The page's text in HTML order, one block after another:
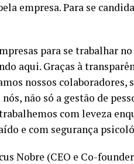
empresa. Para se
para se trabalhar
aqui. Graças à
nossos colaboradores,
não só a gestão de
com leveza
e com segurança
Nobre (CEO e Co-